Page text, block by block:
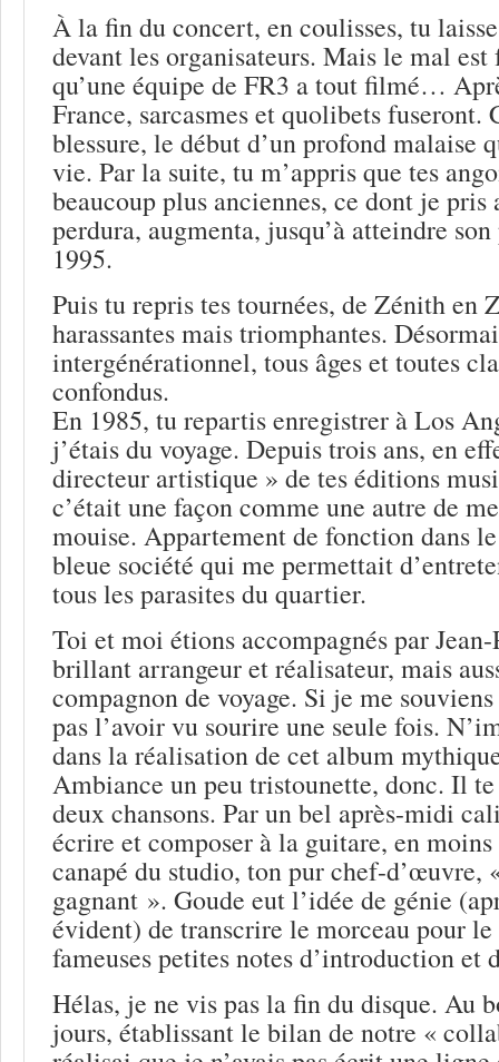
À la fin du concert, en coulisses, tu
devant les organisateurs. Mais le mal est
qu’une équipe de FR3 a tout filmé…
France, sarcasmes et quolibets fuseront.
blessure, le début d’un profond malaise
vie. Par la suite, tu m’appris que tes
beaucoup plus anciennes, ce dont je pris
perdura, augmenta, jusqu’à atteindre
1995.
Puis tu repris tes tournées, de Zénith en
harassantes mais triomphantes.
intergénérationnel, tous âges et toutes
confondus.
En 1985, tu repartis enregistrer à Los
j’étais du voyage. Depuis trois ans, en
directeur artistique » de tes éditions
c’était une façon comme une autre de
mouise. Appartement de fonction dans
bleue société qui me permettait
tous les parasites du quartier.
Toi et moi étions accompagnés par
brillant arrangeur et réalisateur, mais
compagnon de voyage. Si je me
pas l’avoir vu sourire une seule fois.
dans la réalisation de cet album
Ambiance un peu tristounette, donc. Il
deux chansons. Par un bel après-midi
écrire et composer à la guitare, en moins
canapé du studio, ton pur chef-d’œuvre,
gagnant ». Goude eut l’idée de génie
évident) de transcrire le morceau pour
fameuses petites notes d’introduction et
Hélas, je ne vis pas la fin du disque. Au
jours, établissant le bilan de notre «